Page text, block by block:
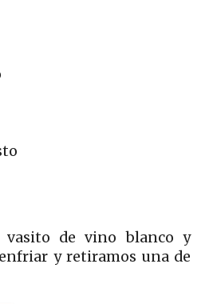
de vino blanco y
y retiramos una de